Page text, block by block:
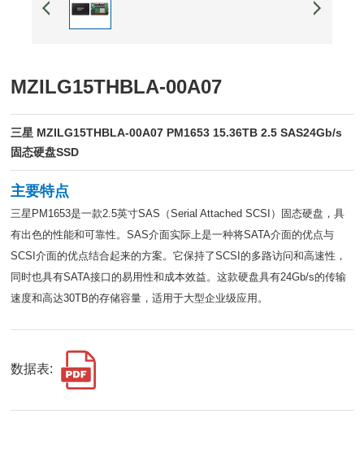
MZILG15THBLA-00A07
三星 MZILG15THBLA-00A07 PM1653 15.36TB 2.5 SAS24Gb/s
固态硬盘SSD
主要特点
三星PM1653是一款2.5英寸SAS（Serial Attached SCSI）固态硬盘，具
有出色的性能和可靠性。SAS介面实际上是一种将SATA介面的优点与
SCSI介面的优点结合起来的方案。它保持了SCSI的多路访问和高速性，
同时也具有SATA接口的易用性和成本效益。这款硬盘具有24Gb/s的传输
速度和高达30TB的存储容量，适用于大型企业级应用。
数据表: